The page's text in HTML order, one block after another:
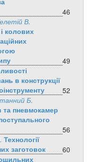
46
В.
і колових
49
в конструкції
52
Б.
та пневмокамер
56
Технології
заготовок
60